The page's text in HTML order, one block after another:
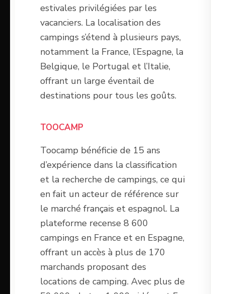
estivales privilégiées par les
vacanciers. La localisation des
campings s’étend à plusieurs pays,
notamment la France, l’Espagne, la
Belgique, le Portugal et l’Italie,
offrant un large éventail de
destinations pour tous les goûts.
TOOCAMP
Toocamp bénéficie de 15 ans
d’expérience dans la classification
et la recherche de campings, ce qui
en fait un acteur de référence sur
le marché français et espagnol. La
plateforme recense 8 600
campings en France et en Espagne,
offrant un accès à plus de 170
marchands proposant des
locations de camping. Avec plus de